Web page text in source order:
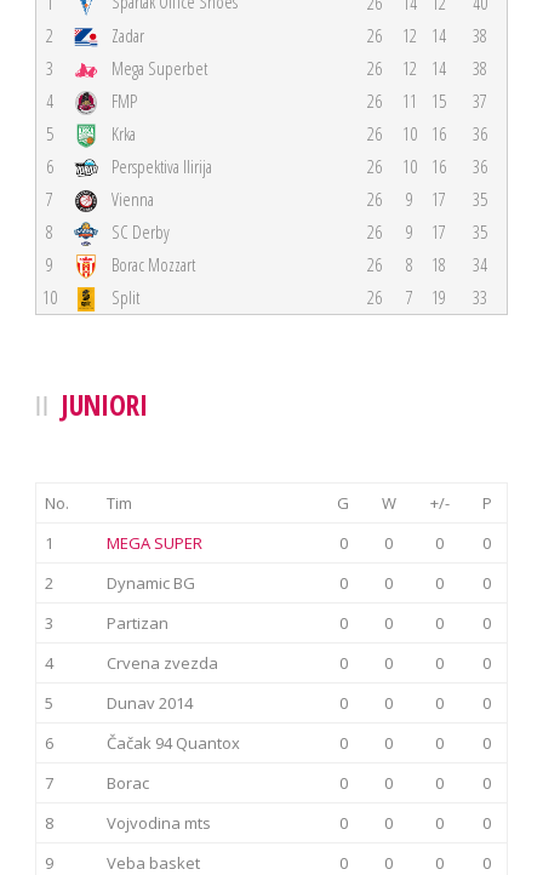
2
Zadar 26 12 14
38
3
Mega Superbet 26 12 14
38
4
FMP 26 11 15
37
5
Krka 26 10 16
36
6
Perspektiva Ilirija 26 10 16
36
7
Vienna 26 9 17
35
8
SC Derby 26 9 17
35
9
Borac Mozzart 26 8 18
34
10
Split 26 7 19 33
JUNIORI
No. Tim G W +/-
P
1
MEGA SUPER 0 0 0
0
2
Dynamic BG 0 0 0
0
3
Partizan 0 0 0
0
4
Crvena zvezda 0 0 0
0
5
Dunav 2014 0 0 0
0
6
Čačak 94 Quantox 0 0 0
0
7
Borac 0 0 0
0
8
Vojvodina mts 0 0 0
0
9
Veba basket 0 0 0
0